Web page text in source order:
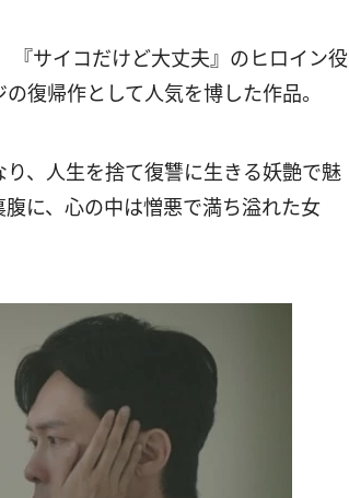
『サイコだけど大丈夫』のヒロイン役
復帰作として人気を博した作品。
、人生を捨て復讐に生きる妖艶で魅
に、心の中は憎悪で満ち溢れた女